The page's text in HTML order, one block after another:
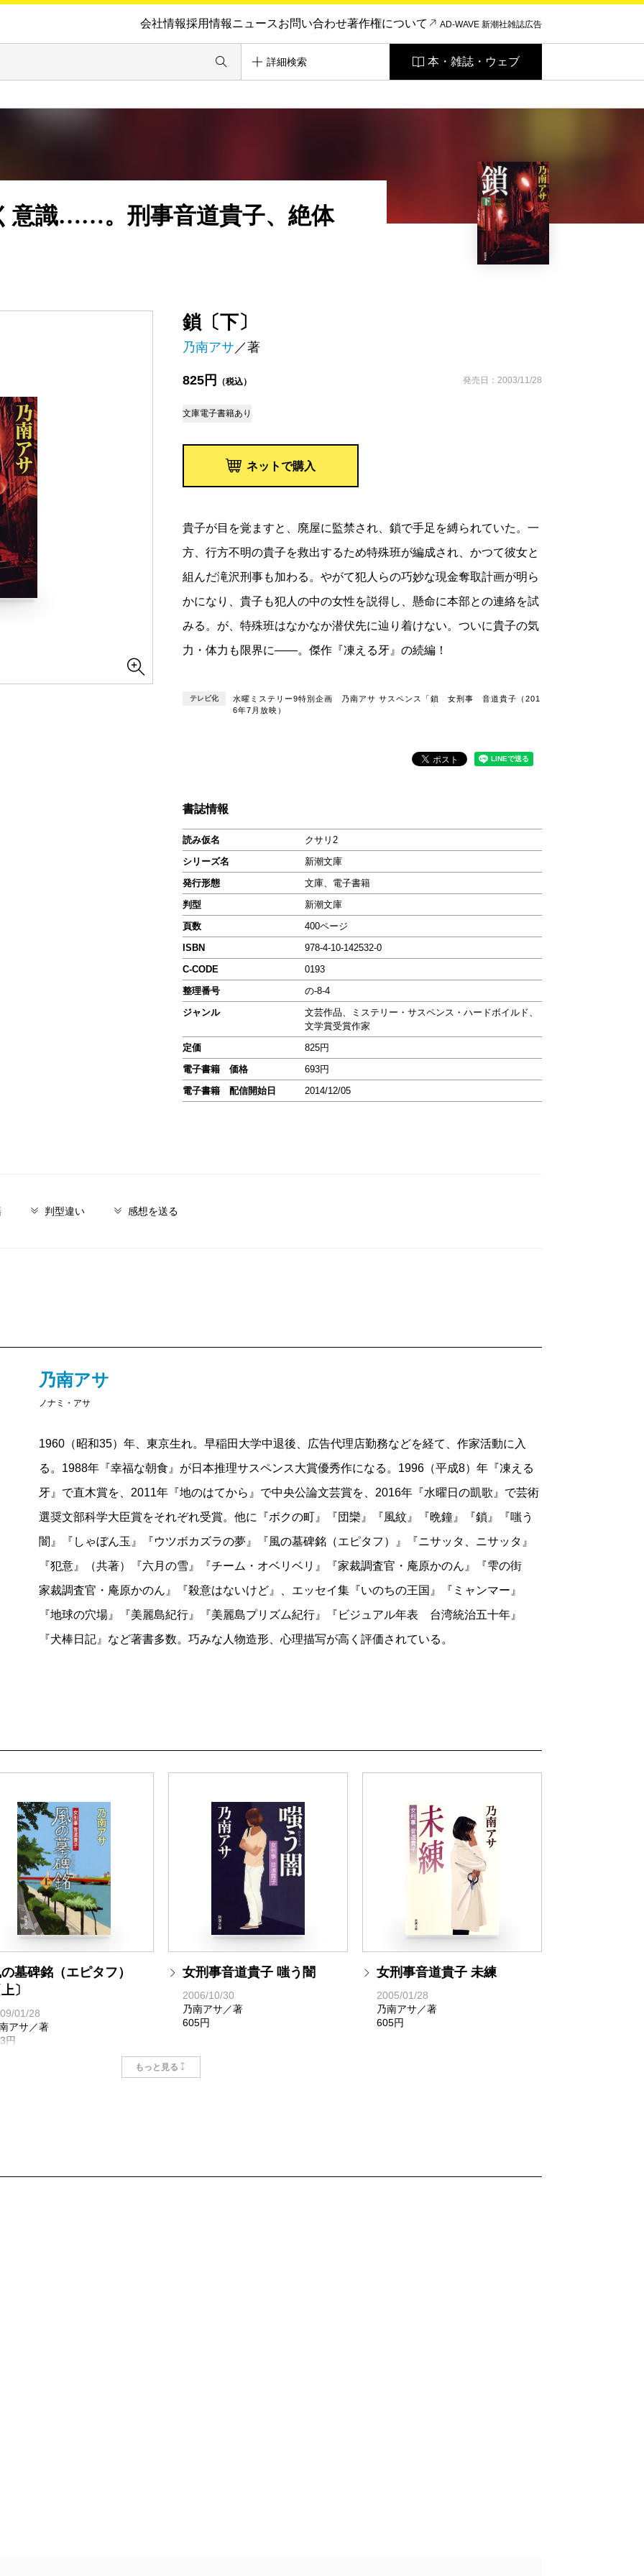
会社情報採用情報ニュースお問い合わせ著作権について AD-WAVE 新潮社雑誌広告
詳細検索 本・雑誌・ウェブ
鎖〔下〕
乃南アサ ／著
825円 （税込） 発売日：2003/11/28
文庫電子書籍あり
ネットで購入
意識……。刑事音道貴子、絶体
貴子が目を覚ますと、廃屋に監禁され、鎖で手足を縛られていた。一
方、行方不明の貴子を救出するため特殊班が編成され、かつて彼女と
組んだ滝沢刑事も加わる。やがて犯人らの巧妙な現金奪取計画が明ら
かになり、貴子も犯人の中の女性を説得し、懸命に本部との連絡を試
みる。が、特殊班はなかなか潜伏先に辿り着けない。ついに貴子の気
力・体力も限界に――。傑作『凍える牙』の続編！
テレビ化
水曜ミステリー9特別企画 乃南アサ サスペンス「鎖 女刑事 音道貴子（201
6年7月放映）
書誌情報
読み仮名
クサリ2
シリーズ名
新潮文庫
発行形態
文庫、電子書籍
判型
新潮文庫
頁数
400ページ
ISBN
978-4-10-142532-0
C-CODE
0193
整理番号
の-8-4
ジャンル
文芸作品、ミステリー・サスペンス・ハードボイルド、
文学賞受賞作家
定価
825円
電子書籍 価格
693円
電子書籍 配信開始日
2014/12/05
判型違い 感想を送る
乃南アサ
ノナミ・アサ
1960（昭和35）年、東京生れ。早稲田大学中退後、広告代理店勤務などを経て、作家活動に入
る。1988年『幸福な朝食』が日本推理サスペンス大賞優秀作になる。1996（平成8）年『凍える
牙』で直木賞を、2011年『地のはてから』で中央公論文芸賞を、2016年『水曜日の凱歌』で芸術
選奨文部科学大臣賞をそれぞれ受賞。他に『ボクの町』『団欒』『風紋』『晩鐘』『鎖』『嗤う
闇』『しゃぼん玉』『ウツボカズラの夢』『風の墓碑銘（エピタフ）』『ニサッタ、ニサッタ』
『犯意』（共著）『六月の雪』『チーム・オベリベリ』『家裁調査官・庵原かのん』『雫の街
家裁調査官・庵原かのん』『殺意はないけど』、エッセイ集『いのちの王国』『ミャンマー』
『地球の穴場』『美麗島紀行』『美麗島プリズム紀行』『ビジュアル年表 台湾統治五十年』
『犬棒日記』など著書多数。巧みな人物造形、心理描写が高く評価されている。
墓碑銘（エピタフ）
〕
01/28
アサ／著
円
女刑事音道貴子 嗤う闇
2006/10/30
乃南アサ／著
605円
女刑事音道貴子 未練
2005/01/28
乃南アサ／著
605円
もっと見る